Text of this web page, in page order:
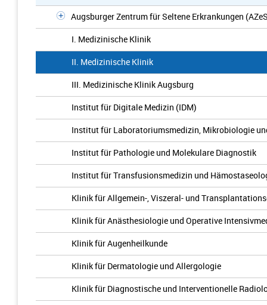
Augsburger Zentrum für Seltene Erkrankungen
I. Medizinische Klinik
II. Medizinische Klinik
III. Medizinische Klinik Augsburg
Institut für Digitale Medizin (IDM)
Institut für Laboratoriumsmedizin, Mikrobiologie
Institut für Pathologie und Molekulare Diagnostik
Institut für Transfusionsmedizin und
Klinik für Allgemein-, Viszeral- und
Klinik für Anästhesiologie und Operative
Klinik für Augenheilkunde
Klinik für Dermatologie und Allergologie
Klinik für Diagnostische und Interventionelle